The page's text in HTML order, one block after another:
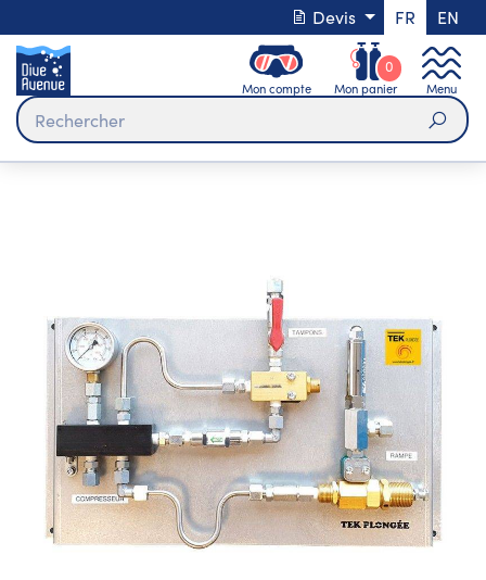
Devis FR EN
Mon compte Mon panier
0
Menu